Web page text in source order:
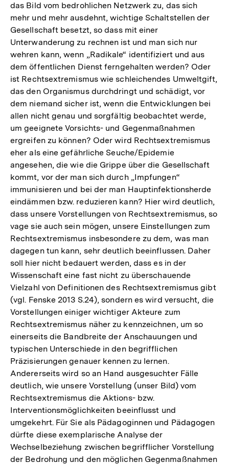
das Bild vom bedrohlichen Netzwerk zu, das sich
mehr und mehr ausdehnt, wichtige Schaltstellen der
Gesellschaft besetzt, so dass mit einer
Unterwanderung zu rechnen ist und man sich nur
wehren kann, wenn „Radikale“ identifiziert und aus
dem öffentlichen Dienst ferngehalten werden? Oder
ist Rechtsextremismus wie schleichendes Umweltgift,
das den Organismus durchdringt und schädigt, vor
dem niemand sicher ist, wenn die Entwicklungen bei
allen nicht genau und sorgfältig beobachtet werde,
um geeignete Vorsichts- und Gegenmaßnahmen
ergreifen zu können? Oder wird Rechtsextremismus
eher als eine gefährliche Seuche/Epidemie
angesehen, die wie die Grippe über die Gesellschaft
kommt, vor der man sich durch „Impfungen“
immunisieren und bei der man Hauptinfektionsherde
eindämmen bzw. reduzieren kann? Hier wird deutlich,
dass unsere Vorstellungen von Rechtsextremismus, so
vage sie auch sein mögen, unsere Einstellungen zum
Rechtsextremismus insbesondere zu dem, was man
dagegen tun kann, sehr deutlich beeinflussen. Daher
soll hier nicht bedauert werden, dass es in der
Wissenschaft eine fast nicht zu überschauende
Vielzahl von Definitionen des Rechtsextremismus gibt
(vgl. Fenske 2013 S.24), sondern es wird versucht, die
Vorstellungen einiger wichtiger Akteure zum
Rechtsextremismus näher zu kennzeichnen, um so
einerseits die Bandbreite der Anschauungen und
typischen Unterschiede in den begrifflichen
Präzisierungen genauer kennen zu lernen.
Andererseits wird so an Hand ausgesuchter Fälle
deutlich, wie unsere Vorstellung (unser Bild) vom
Rechtsextremismus die Aktions- bzw.
Interventionsmöglichkeiten beeinflusst und
umgekehrt. Für Sie als Pädagoginnen und Pädagogen
dürfte diese exemplarische Analyse der
Wechselbeziehung zwischen begrifflicher Vorstellung
der Bedrohung und den möglichen Gegenmaßnahmen